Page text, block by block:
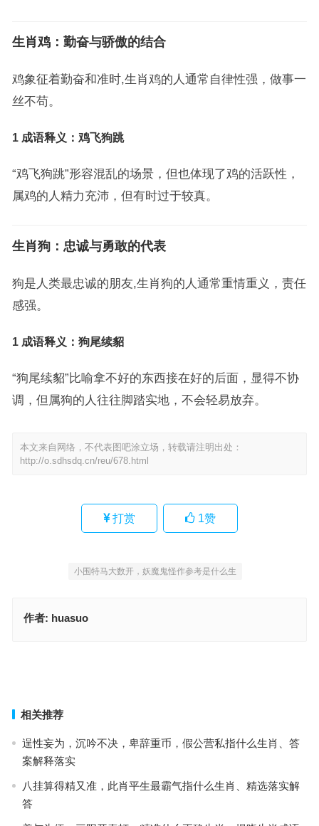
生肖鸡：勤奋与骄傲的结合
鸡象征着勤奋和准时,生肖鸡的人通常自律性强，做事一
丝不苟。
1 成语释义：鸡飞狗跳
“鸡飞狗跳”形容混乱的场景，但也体现了鸡的活跃性，
属鸡的人精力充沛，但有时过于较真。
生肖狗：忠诚与勇敢的代表
狗是人类最忠诚的朋友,生肖狗的人通常重情重义，责任
感强。
1 成语释义：狗尾续貂
“狗尾续貂”比喻拿不好的东西接在好的后面，显得不协
调，但属狗的人往往脚踏实地，不会轻易放弃。
本文来自网络，不代表图吧涂立场，转载请注明出处：
http://o.sdhsdq.cn/reu/678.html
打赏 1赞
小围特马大数开，妖魔鬼怪作参考是什么生
作者: huasuo
相关推荐
逞性妄为，沉吟不决，卑辞重币，假公营私指什么生肖、答
案解释落实
八挂算得精又准，此肖平生最霸气指什么生肖、精选落实解
答